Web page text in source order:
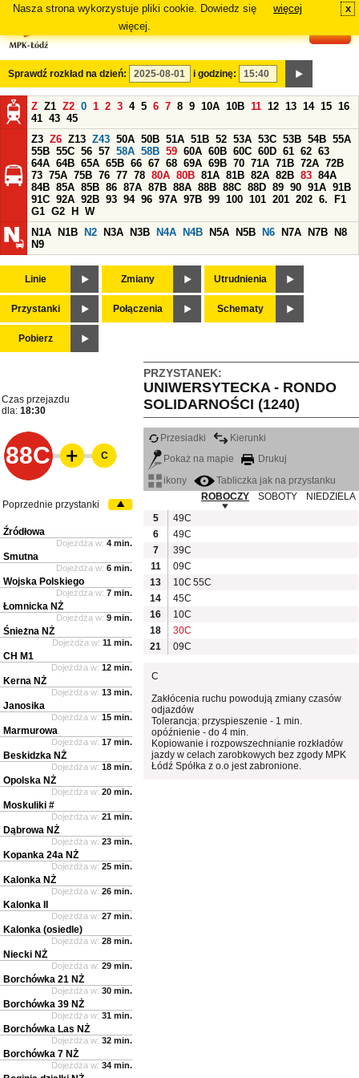
Nasza strona wykorzystuje pliki cookie. Dowiedz się
więcej.
więcej x
Sprawdź rozkład na dzień: i godzinę:
Z Z1 Z2 0 1 2 3 4 5 6 7 8 9 10A 10B 11 12 13 14 15 16
41 43 45
Z3 Z6 Z13 Z43 50A 50B 51A 51B 52 53A 53C 53B 54B 55A
55B 55C 56 57 58A 58B 59 60A 60B 60C 60D 61 62 63
64A 64B 65A 65B 66 67 68 69A 69B 70 71A 71B 72A 72B
73 75A 75B 76 77 78 80A 80B 81A 81B 82A 82B 83 84A
84B 85A 85B 86 87A 87B 88A 88B 88C 88D 89 90 91A 91B
91C 92A 92B 93 94 96 97A 97B 99 100 101 201 202 6.
F1
G1 G2 H
W
N1A
N1B N2 N3A N3B N4A N4B N5A N5B N6 N7A N7B
N8
N9
Linie Zmiany Utrudnienia
Przystanki Połączenia Schematy
Pobierz
PRZYSTANEK:
UNIWERSYTECKA - RONDO
SOLIDARNOŚCI (1240)
Czas przejazdu
dla: 18:30
88C
Przesiadki
Kierunki
Pokaż na mapie
Drukuj
ikony
Tabliczka jak na przystanku
ROBOCZY
SOBOTY
NIEDZIELA
5
49C
6
49C
7
39C
11
09C
13
10C 55C
14
45C
16
10C
18
30C
21
09C
C
Zakłócenia ruchu powodują zmiany czasów
odjazdów
Tolerancja: przyspieszenie - 1 min.
opóźnienie - do 4 min.
Kopiowanie i rozpowszechnianie rozkładów
jazdy w celach zarobkowych bez zgody MPK
Łódź Spółka z o.o jest zabronione.
C
Poprzednie przystanki
Źródłowa
Dojeżdża w: 4 min.
Smutna
Dojeżdża w: 6 min.
Wojska Polskiego
Dojeżdża w: 7 min.
Łomnicka NŻ
Dojeżdża w: 9 min.
Śnieżna NŻ
Dojeżdża w: 11 min.
CH M1
Dojeżdża w: 12 min.
Kerna NŻ
Dojeżdża w: 13 min.
Janosika
Dojeżdża w: 15 min.
Marmurowa
Dojeżdża w: 17 min.
Beskidzka NŻ
Dojeżdża w: 18 min.
Opolska NŻ
Dojeżdża w: 20 min.
Moskuliki #
Dojeżdża w: 21 min.
Dąbrowa NŻ
Dojeżdża w: 23 min.
Kopanka 24a NŻ
Dojeżdża w: 25 min.
Kalonka NŻ
Dojeżdża w: 26 min.
Kalonka II
Dojeżdża w: 27 min.
Kalonka (osiedle)
Dojeżdża w: 28 min.
Niecki NŻ
Dojeżdża w: 29 min.
Borchówka 21 NŻ
Dojeżdża w: 30 min.
Borchówka 39 NŻ
Dojeżdża w: 31 min.
Borchówka Las NŻ
Dojeżdża w: 32 min.
Borchówka 7 NŻ
Dojeżdża w: 34 min.